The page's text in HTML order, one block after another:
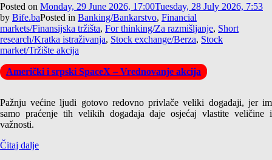
Posted on Monday, 29 June 2026, 17:00Tuesday, 28 July 2026, 7:53
by Bife.baPosted in Banking/Bankarstvo, Financial
markets/Finansijska tržišta, For thinking/Za razmišljanje, Short
research/Kratka istraživanja, Stock exchange/Berza, Stock
market/Tržište akcija
Američki i srpski SpaceX – Vrednovanje akcija
Pažnju većine ljudi gotovo redovno privlače veliki događaji, jer im
samo praćenje tih velikih događaja daje osjećaj vlastite veličine i
važnosti.
Čitaj dalje